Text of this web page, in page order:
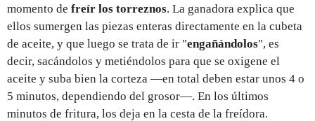
momento de freír los torreznos. La ganadora explica que
ellos sumergen las piezas enteras directamente en la cubeta
de aceite, y que luego se trata de ir "engañándolos", es
decir, sacándolos y metiéndolos para que se oxigene el
aceite y suba bien la corteza —en total deben estar unos 4 o
5 minutos, dependiendo del grosor—. En los últimos
minutos de fritura, los deja en la cesta de la freídora.